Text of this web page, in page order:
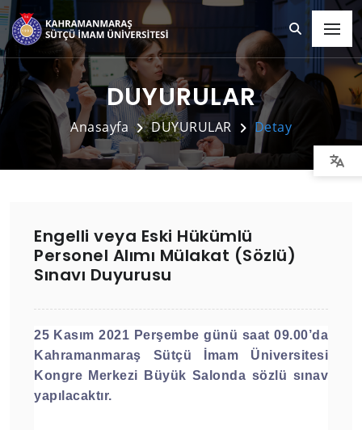
DUYURULAR
Anasayfa DUYURULAR Detay
Engelli veya Eski Hükümlü
Personel Alımı Mülakat (Sözlü)
Sınavı Duyurusu
25 Kasım 2021 Perşembe günü saat 09.00’da
Kahramanmaraş Sütçü İmam Üniversitesi
Kongre Merkezi Büyük Salonda sözlü sınav
yapılacaktır.